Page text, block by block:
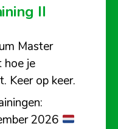
II
Master
hoe je
Keer op keer.
2026